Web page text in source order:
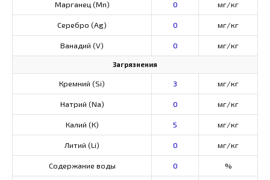
Марганец (Mn) 0 мг/кг
Серебро (Ag) 0 мг/кг
Ванадий (V) 0 мг/кг
Загрязнения
Кремний (Si) 3 мг/кг
Натрий (Na) 0 мг/кг
Калий (К) 5 мг/кг
Литий (Li) 0 мг/кг
Содержание воды 0 %